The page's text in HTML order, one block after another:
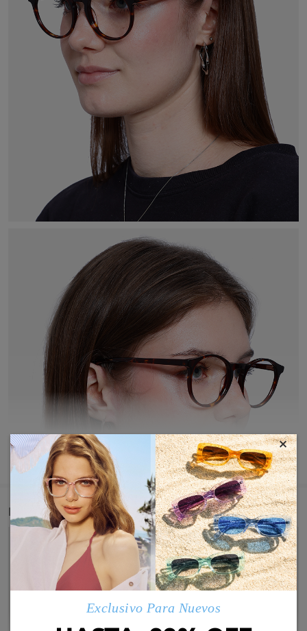
MOSTRAR MÁS
Detail
×
Exclusivo Para Nuevos